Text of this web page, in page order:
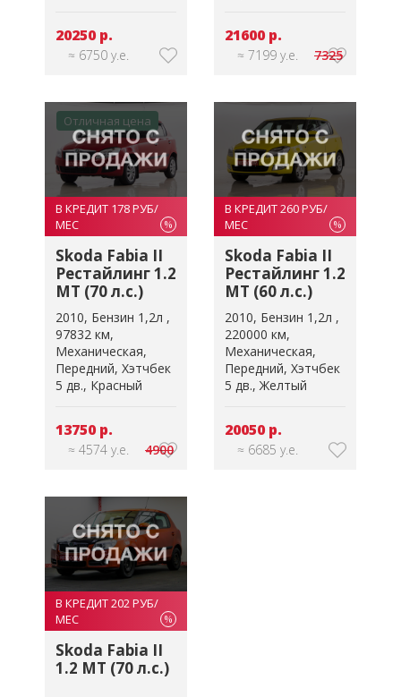
20250 р.
≈ 6750 у.е.
21600 р.
≈ 7199 у.е. 7325
Отличная цена
В КРЕДИТ 178 РУБ/
МЕС
%
Skoda Fabia II
Рестайлинг 1.2
MT (70 л.с.)
2010 Бензин 1,2л
97832 км
Механическая
Передний Хэтчбек
5 дв. Красный
13750 р.
≈ 4574 у.е. 4900
В КРЕДИТ 260 РУБ/
МЕС
%
Skoda Fabia II
Рестайлинг 1.2
MT (60 л.с.)
2010 Бензин 1,2л
220000 км
Механическая
Передний Хэтчбек
5 дв. Желтый
20050 р.
≈ 6685 у.е.
В КРЕДИТ 202 РУБ/
МЕС
%
Skoda Fabia II
1.2 MT (70 л.с.)